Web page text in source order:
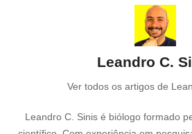
Leandro C.
Ver todos os artigos de
Leandro C. Sinis é biólogo formado